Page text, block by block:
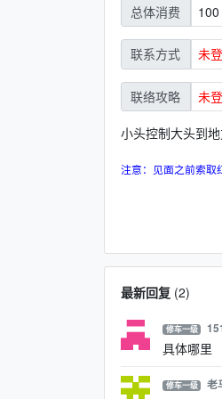
总体消费 100
联系方式 未
联络攻略 未
小头控制大头到
注意：见面之前索取
最新回复(2)
修车一级
具体哪里
修车一级 老